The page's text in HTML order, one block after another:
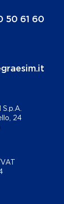
50 61 60
24